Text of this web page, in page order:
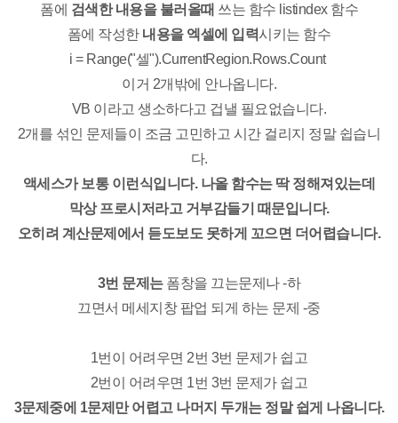
폼에 검색한 내용을 불러올때 쓰는 함수 listindex 함수
폼에 작성한내용을 엑셀에 입력시키는 함수
i = Range("셀").CurrentRegion.Rows.Count
이거 2개밖에 안나옵니다.
VB 이라고 생소하다고 겁낼 필요없습니다.
2개를 섞인 문제들이 조금 고민하고 시간 걸리지 정말 쉽습니
다.
액세스가 보통 이런식입니다. 나올 함수는 딱 정해져있는데
막상 프로시저라고 거부감들기 때문입니다.
오히려 계산문제에서 듣도보도 못하게 꼬으면 더어렵습니다.
3번 문제는폼창을 끄는문제나 -하
끄면서 메세지창 팝업 되게 하는 문제 -중
1번이 어려우면 2번 3번 문제가 쉽고
2번이 어려우면 1번 3번 문제가 쉽고
3문제중에 1문제만 어렵고 나머지 두개는 정말 쉽게 나옵니다.